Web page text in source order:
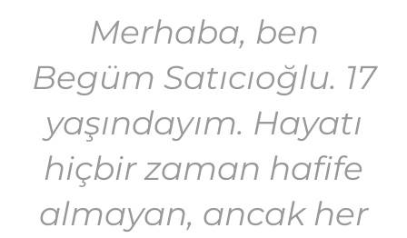
Merhaba, ben
Begüm Satıcıoğlu. 17
yaşındayım. Hayatı
hiçbir zaman hafife
almayan, ancak her